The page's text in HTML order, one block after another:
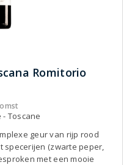
Romitorio
- Toscane
geur van rijp rood
specerijen (zwarte peper,
met een mooie